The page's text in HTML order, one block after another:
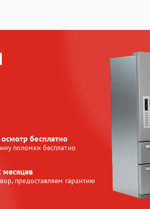
бесплатно
поломки бесплатно
месяцев
предоставляем гарантию